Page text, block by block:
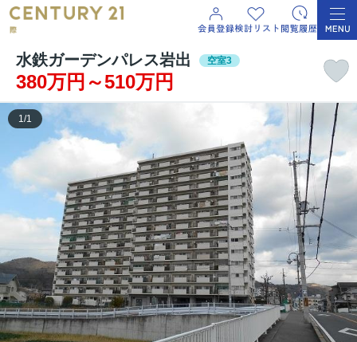
水鉄ガーデンパレス岩出 空室3
380万円～510万円
1/1